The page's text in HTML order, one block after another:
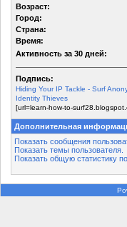
Возраст:
Город:
Страна:
Время:
Активность за 30 дней:
Подпись:
Hiding Your IP Tackle - Surf
Identity Thieves
[url=learn-how-to-
Дополнительная
Показать сообщения
Показать темы пользователя.
Показать общую статистику